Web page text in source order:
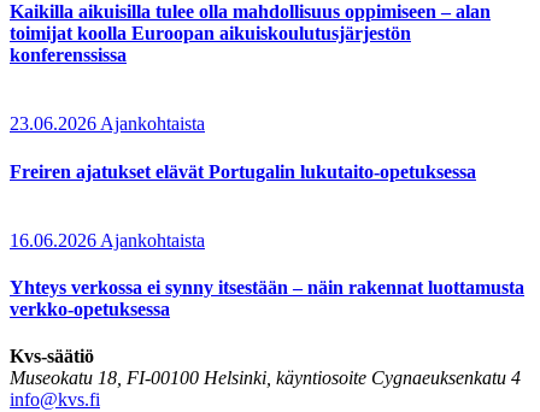
Kaikilla aikuisilla tulee olla mahdollisuus oppimiseen – alan
toimijat koolla Euroopan aikuiskoulutusjärjestön
konferenssissa
23.06.2026 Ajankohtaista
Freiren ajatukset elävät Portugalin lukutaito-opetuksessa
16.06.2026 Ajankohtaista
Yhteys verkossa ei synny itsestään – näin rakennat luottamusta
verkko-opetuksessa
Kvs-säätiö
Museokatu 18, FI-00100 Helsinki, käyntiosoite Cygnaeuksenkatu 4
info@kvs.fi